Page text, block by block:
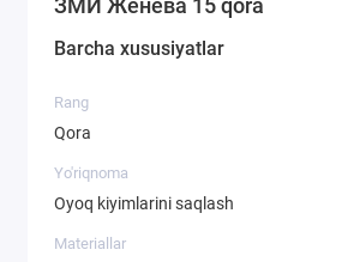
Ishlab chiqaruvchining kengaytirilgan
ЗМИ Женева 15 qora
Barcha xususiyatlar
Rang
Qora
Yo'riqnoma
Oyoq kiyimlarini saqlash
Materiallar